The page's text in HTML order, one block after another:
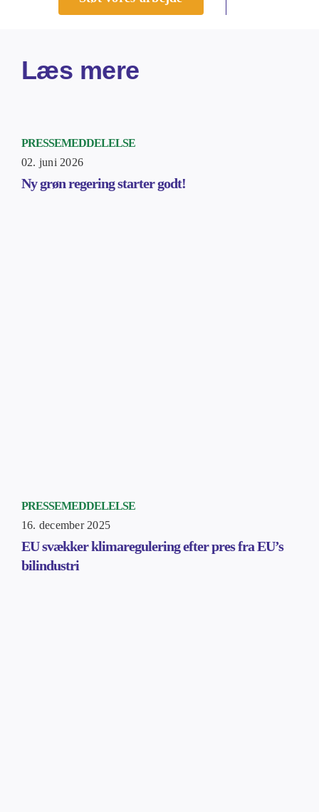
Læs mere
PRESSEMEDDELELSE
02. juni 2026
Ny grøn regering starter godt!
PRESSEMEDDELELSE
16. december 2025
EU svækker klimaregulering efter pres fra EU’s
bilindustri